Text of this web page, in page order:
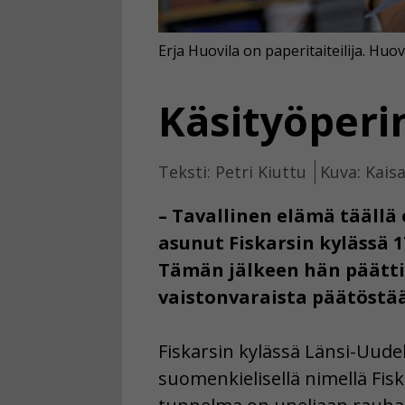
Teksti: Petri Kiuttu Kuva:
– Tavallinen elämä
asunut Fiskarsin kylässä
Tämän jälkeen hän
vaistonvaraista
Erja Huovila on paperitaiteilija.
Fiskarsin kylässä Länsi-
suomenkielisellä nimellä